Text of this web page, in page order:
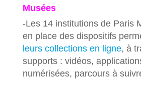
Musées
-Les 14 institutions de Paris
en place des dispositifs
leurs collections en ligne, à
supports : vidéos,
numérisées, parcours à